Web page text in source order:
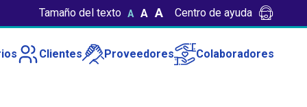
Tamaño del texto A A A Centro de ayuda
Clientes Proveedores Colaboradores